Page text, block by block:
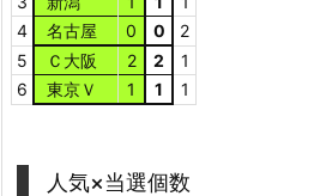
4
名古屋 0 0
2
5
Ｃ大阪 2 2
1
6
東京Ｖ 1 1 1
人気×当選個数